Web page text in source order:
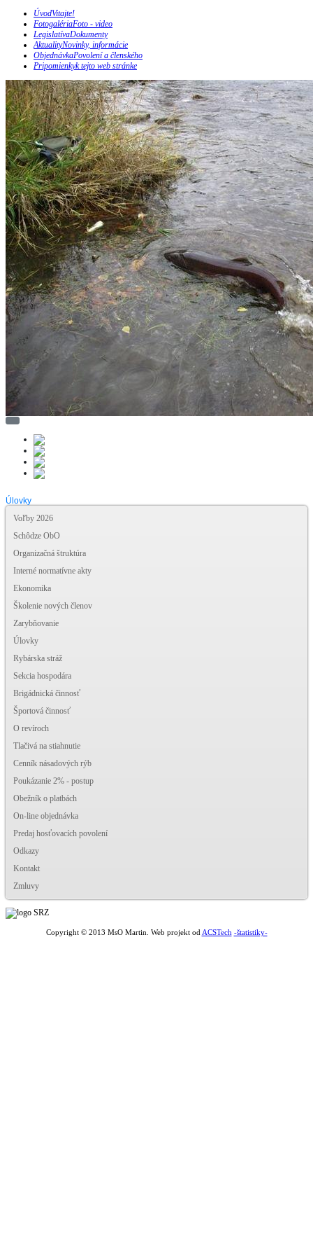
ÚvodVitajte!
FotogalériaFoto - video
LegislatívaDokumenty
AktualityNovinky, informácie
ObjednávkaPovolení a členského
Pripomienkyk tejto web stránke
Úlovky
Voľby 2026
Schôdze ObO
Organizačná štruktúra
Interné normatívne akty
Ekonomika
Školenie nových členov
Zarybňovanie
Úlovky
Rybárska stráž
Sekcia hospodára
Brigádnická činnosť
Športová činnosť
O revíroch
Tlačivá na stiahnutie
Cenník násadových rýb
Poukázanie 2% - postup
Obežník o platbách
On-line objednávka
Predaj hosťovacích povolení
Odkazy
Kontakt
Zmluvy
Copyright © 2013 MsO Martin. Web projekt od ACSTech -štatistiky-